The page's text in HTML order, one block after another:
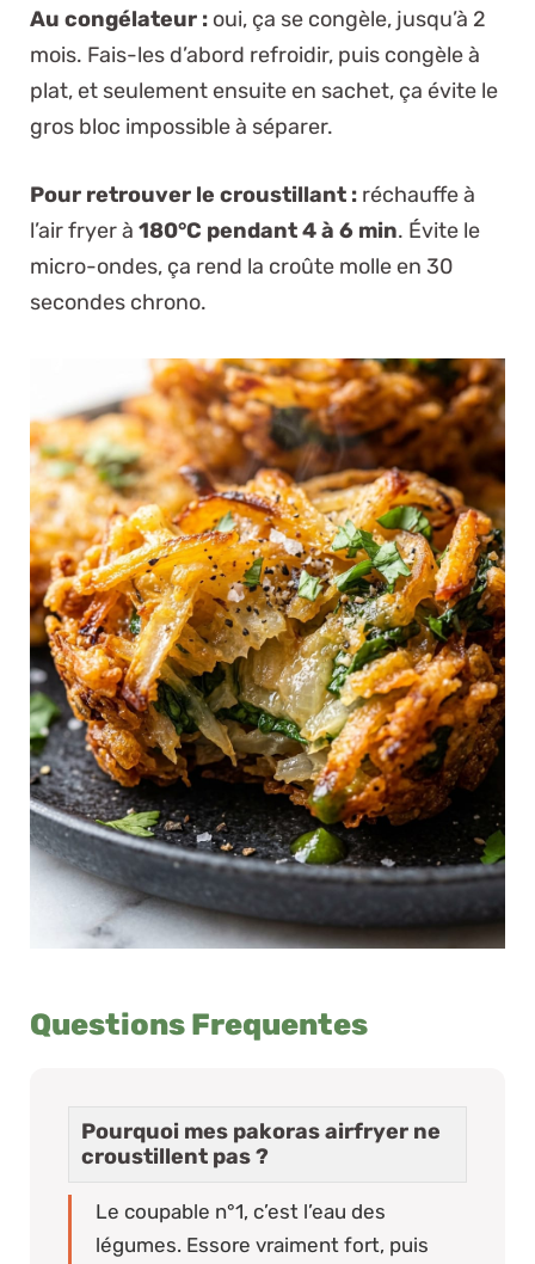
Au congélateur : oui, ça se congèle, jusqu’à 2
mois. Fais-les d’abord refroidir, puis congèle à
plat, et seulement ensuite en sachet, ça évite le
gros bloc impossible à séparer.
Pour retrouver le croustillant : réchauffe à
l’air fryer à 180°C pendant 4 à 6 min. Évite le
micro-ondes, ça rend la croûte molle en 30
secondes chrono.
Questions Frequentes
Pourquoi mes pakoras airfryer ne
croustillent pas ?
Le coupable n°1, c’est l’eau des
légumes. Essore vraiment fort, puis